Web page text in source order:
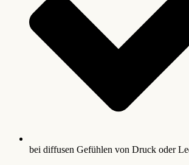
bei diffusen Gefühlen von Druck oder